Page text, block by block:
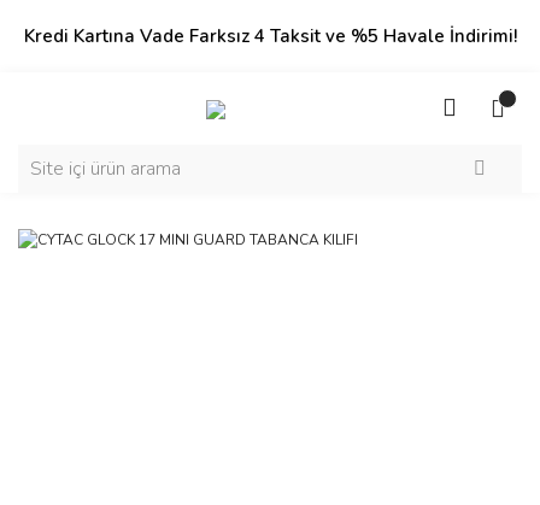
Kredi Kartına Vade Farksız 4 Taksit ve %5 Havale İndirimi!